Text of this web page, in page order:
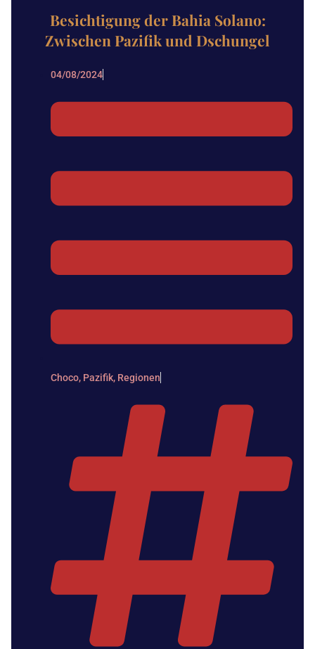
Besichtigung der Bahia Solano:
Zwischen Pazifik und Dschungel
04/08/2024
Choco, Pazifik, Regionen